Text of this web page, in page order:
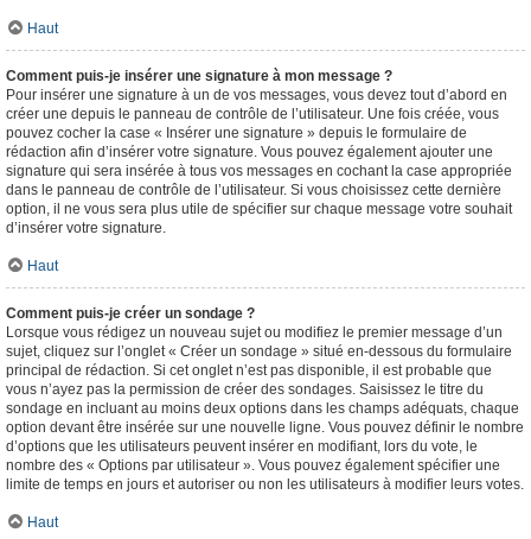
Haut
Comment puis-je insérer une signature à mon message ?
Pour insérer une signature à un de vos messages, vous devez tout d’abord en
créer une depuis le panneau de contrôle de l’utilisateur. Une fois créée, vous
pouvez cocher la case « Insérer une signature » depuis le formulaire de
rédaction afin d’insérer votre signature. Vous pouvez également ajouter une
signature qui sera insérée à tous vos messages en cochant la case appropriée
dans le panneau de contrôle de l’utilisateur. Si vous choisissez cette dernière
option, il ne vous sera plus utile de spécifier sur chaque message votre souhait
d’insérer votre signature.
Haut
Comment puis-je créer un sondage ?
Lorsque vous rédigez un nouveau sujet ou modifiez le premier message d’un
sujet, cliquez sur l’onglet « Créer un sondage » situé en-dessous du formulaire
principal de rédaction. Si cet onglet n’est pas disponible, il est probable que
vous n’ayez pas la permission de créer des sondages. Saisissez le titre du
sondage en incluant au moins deux options dans les champs adéquats, chaque
option devant être insérée sur une nouvelle ligne. Vous pouvez définir le nombre
d’options que les utilisateurs peuvent insérer en modifiant, lors du vote, le
nombre des « Options par utilisateur ». Vous pouvez également spécifier une
limite de temps en jours et autoriser ou non les utilisateurs à modifier leurs votes.
Haut